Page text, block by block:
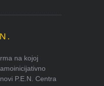
na kojoj
P.E.N. Centra